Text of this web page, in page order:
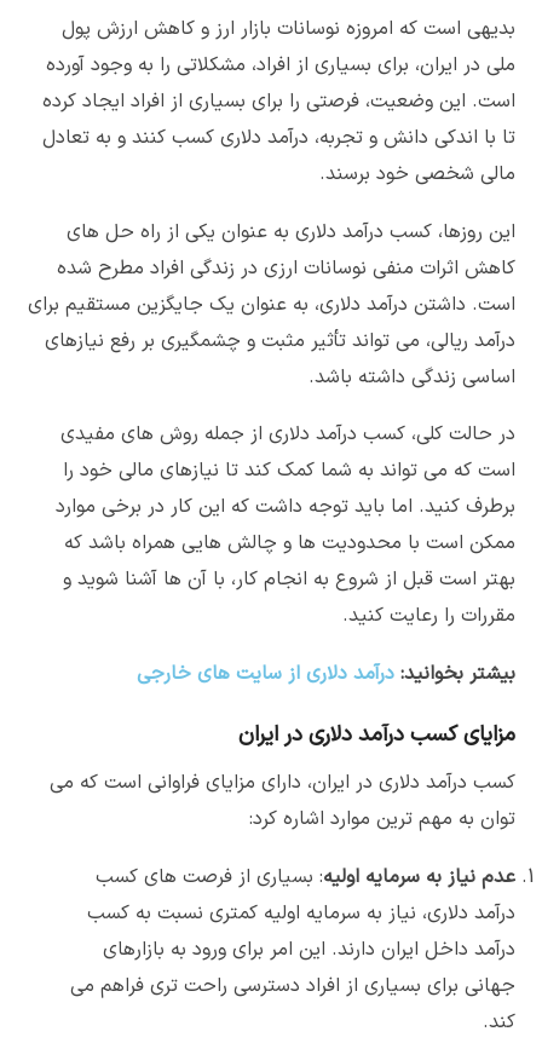
بدیهی است که امروزه نوسانات بازار ارز و کاهش ارزش پول
ملی در ایران، برای بسیاری از افراد، مشکلاتی را به وجود آورده
است. این وضعیت، فرصتی را برای بسیاری از افراد ایجاد کرده
تا با اندکی دانش و تجربه، درآمد دلاری کسب کنند و به تعادل
مالی شخصی خود برسند.
این روزها، کسب درآمد دلاری به عنوان یکی از راه حل های
کاهش اثرات منفی نوسانات ارزی در زندگی افراد مطرح شده
است. داشتن درآمد دلاری، به عنوان یک جایگزین مستقیم برای
درآمد ریالی، می تواند تأثیر مثبت و چشمگیری بر رفع نیازهای
اساسی زندگی داشته باشد.
در حالت کلی، کسب درآمد دلاری از جمله روش های مفیدی
است که می تواند به شما کمک کند تا نیازهای مالی خود را
برطرف کنید. اما باید توجه داشت که این کار در برخی موارد
ممکن است با محدودیت ها و چالش هایی همراه باشد که
بهتر است قبل از شروع به انجام کار، با آن ها آشنا شوید و
مقررات را رعایت کنید.
بیشتر بخوانید:درآمد دلاری از سایت های خارجی
مزایای کسب درآمد دلاری در ایران
کسب درآمد دلاری در ایران، دارای مزایای فراوانی است که می
توان به مهم ترین موارد اشاره کرد:
عدم نیاز به سرمایه اولیه: بسیاری از فرصت های کسب
درآمد دلاری، نیاز به سرمایه اولیه کمتری نسبت به کسب
درآمد داخل ایران دارند. این امر برای ورود به بازارهای
جهانی برای بسیاری از افراد دسترسی راحت تری فراهم می
کند.